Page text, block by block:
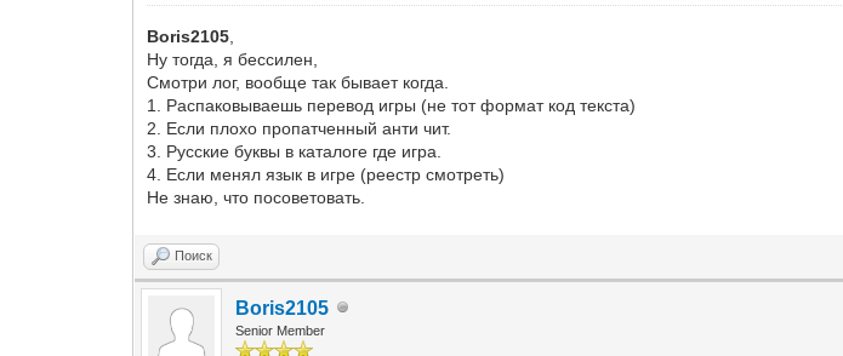
Boris2105
Ну тогда, я бессилен,
Смотри лог, вообще так бывает когда.
1. Распаковываешь перевод игры (не тот формат код текста)
2. Если плохо пропатченный анти чит.
3. Русские буквы в каталоге где игра.
4. Если менял язык в игре (реестр смотреть)
Не знаю, что посоветовать.
Поиск
Boris2105
Senior Member